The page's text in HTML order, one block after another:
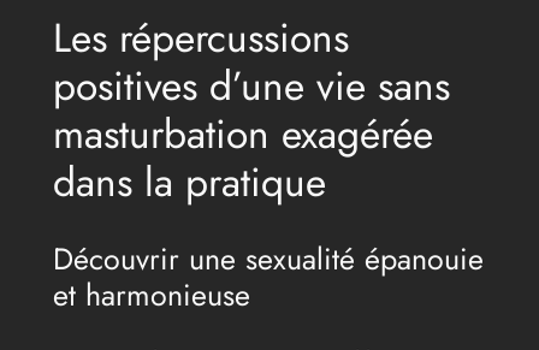
Les répercussions
positives d’une vie sans
masturbation exagérée
dans la pratique
Découvrir une sexualité épanouie
et harmonieuse